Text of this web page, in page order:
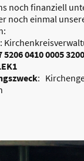
noch finanziell
noch einmal
5206 0410 0005
: